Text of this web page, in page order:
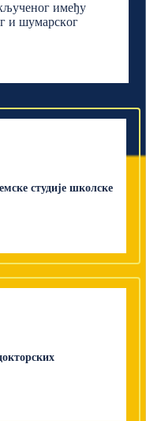
имеђу
и шумарскoг
студије школске